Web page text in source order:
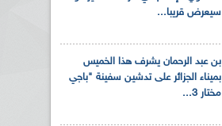
سيعرض قريبا...
بن عبد الرحمان يشرف هذا الخميس
بميناء الجزائر على تدشين سفينة "باجي
مختار 3...